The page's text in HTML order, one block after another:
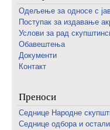
Одељење за односе с
Поступак за издавање
Услови за рад
Обавештења
Документи
Контакт
Преноси
Седнице Народне
Седнице одбора и